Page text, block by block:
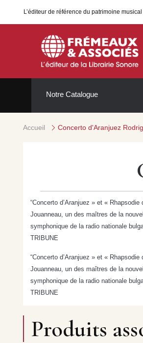
L’éditeur de référence du patrimoine
Notre Catalogue
Accueil Concerto d'Aranjuez
“Concerto d’Aranjuez » et «
Jouanneau, un des maîtres de la
symphonique de la radio nationale
TRIBUNE
“Concerto d’Aranjuez » et «
Jouanneau, un des maîtres de la
symphonique de la radio nationale
TRIBUNE
Produits